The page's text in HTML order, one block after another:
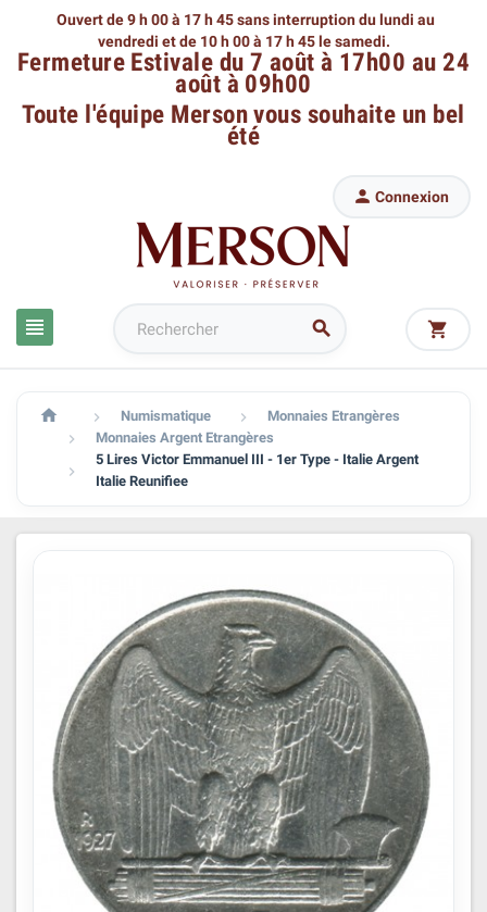
Ouvert de 9 h 00 à 17 h 45 sans interruption du lundi au
vendredi et de 10 h 00 à 17 h 45 le samedi.
Fermeture Estivale du 7 août à 17h00 au 24
août à 09h00
Toute l'équipe Mersonvous souhaite un bel
été
 
 Connexion

  Numismatique  Monnaies Etrangères
 Monnaies Argent Etrangères

5 Lires Victor Emmanuel III - 1er Type - Italie Argent
Italie Reunifiee